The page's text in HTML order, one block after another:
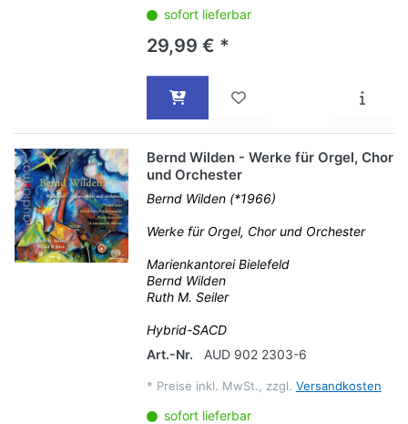
sofort lieferbar
29,99 € *
Bernd Wilden - Werke für Orgel, Chor
und Orchester
Bernd Wilden (*1966)
Werke für Orgel, Chor und Orchester
Marienkantorei Bielefeld
Bernd Wilden
Ruth M. Seiler
Hybrid-SACD
Art.-Nr.
AUD 902 2303-6
* Preise inkl. MwSt., zzgl. Versandkosten
sofort lieferbar